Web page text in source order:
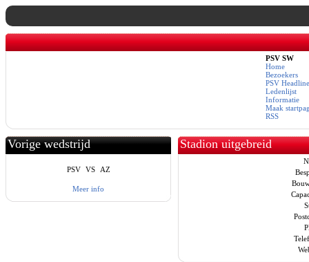
PSV SW
Home
Bezoekers
PSV
Ledenlijst
Informatie
Maak
RSS
Vorige wedstrijd
PSV VS AZ
Meer info
Stadion uitgebreid